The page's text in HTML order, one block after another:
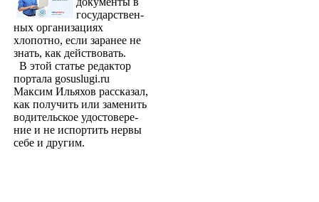
государствен­
ных организациях
хлопотно, если заранее не
знать, как действовать.
В этой статье редактор
портала gosuslugi.ru
Максим Ильяхов рассказал,
как получить или заменить
водительское удостовере­
ние и не испортить нервы
себе и другим.